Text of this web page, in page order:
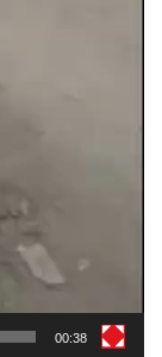
00:38